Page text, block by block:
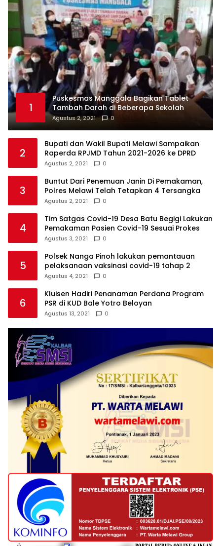
1
Puskesmas Manggala Bagikan Tablet
Tambah Darah di Beberapa Sekolah
Agustus 2, 2021 0
2
Bupati dan Wakil Bupati Melawi Sampaikan
Raperda RPJMD Tahun 2021-2026 ke DPRD
Agustus 2, 2021 0
3
Buntut Dari Penemuan Janin Di Pemakaman,
Polres Melawi Telah Tetapkan 4 Tersangka
Agustus 2, 2021 0
4
Tim Satgas Covid-19 Desa Batu Begigi Lakukan
Pemakaman Pasien Covid-19 Sesuai Prokes
Agustus 3, 2021 0
5
Polsek Nanga Pinoh lakukan pemantauan
pelaksanaan vaksinasi covid-19 tahap 2
Agustus 4, 2021 0
6
Kluisen Hadiri Penanaman Perdana Program
PSR di KUD Bale Yotro Beloyan
Agustus 13, 2021 0